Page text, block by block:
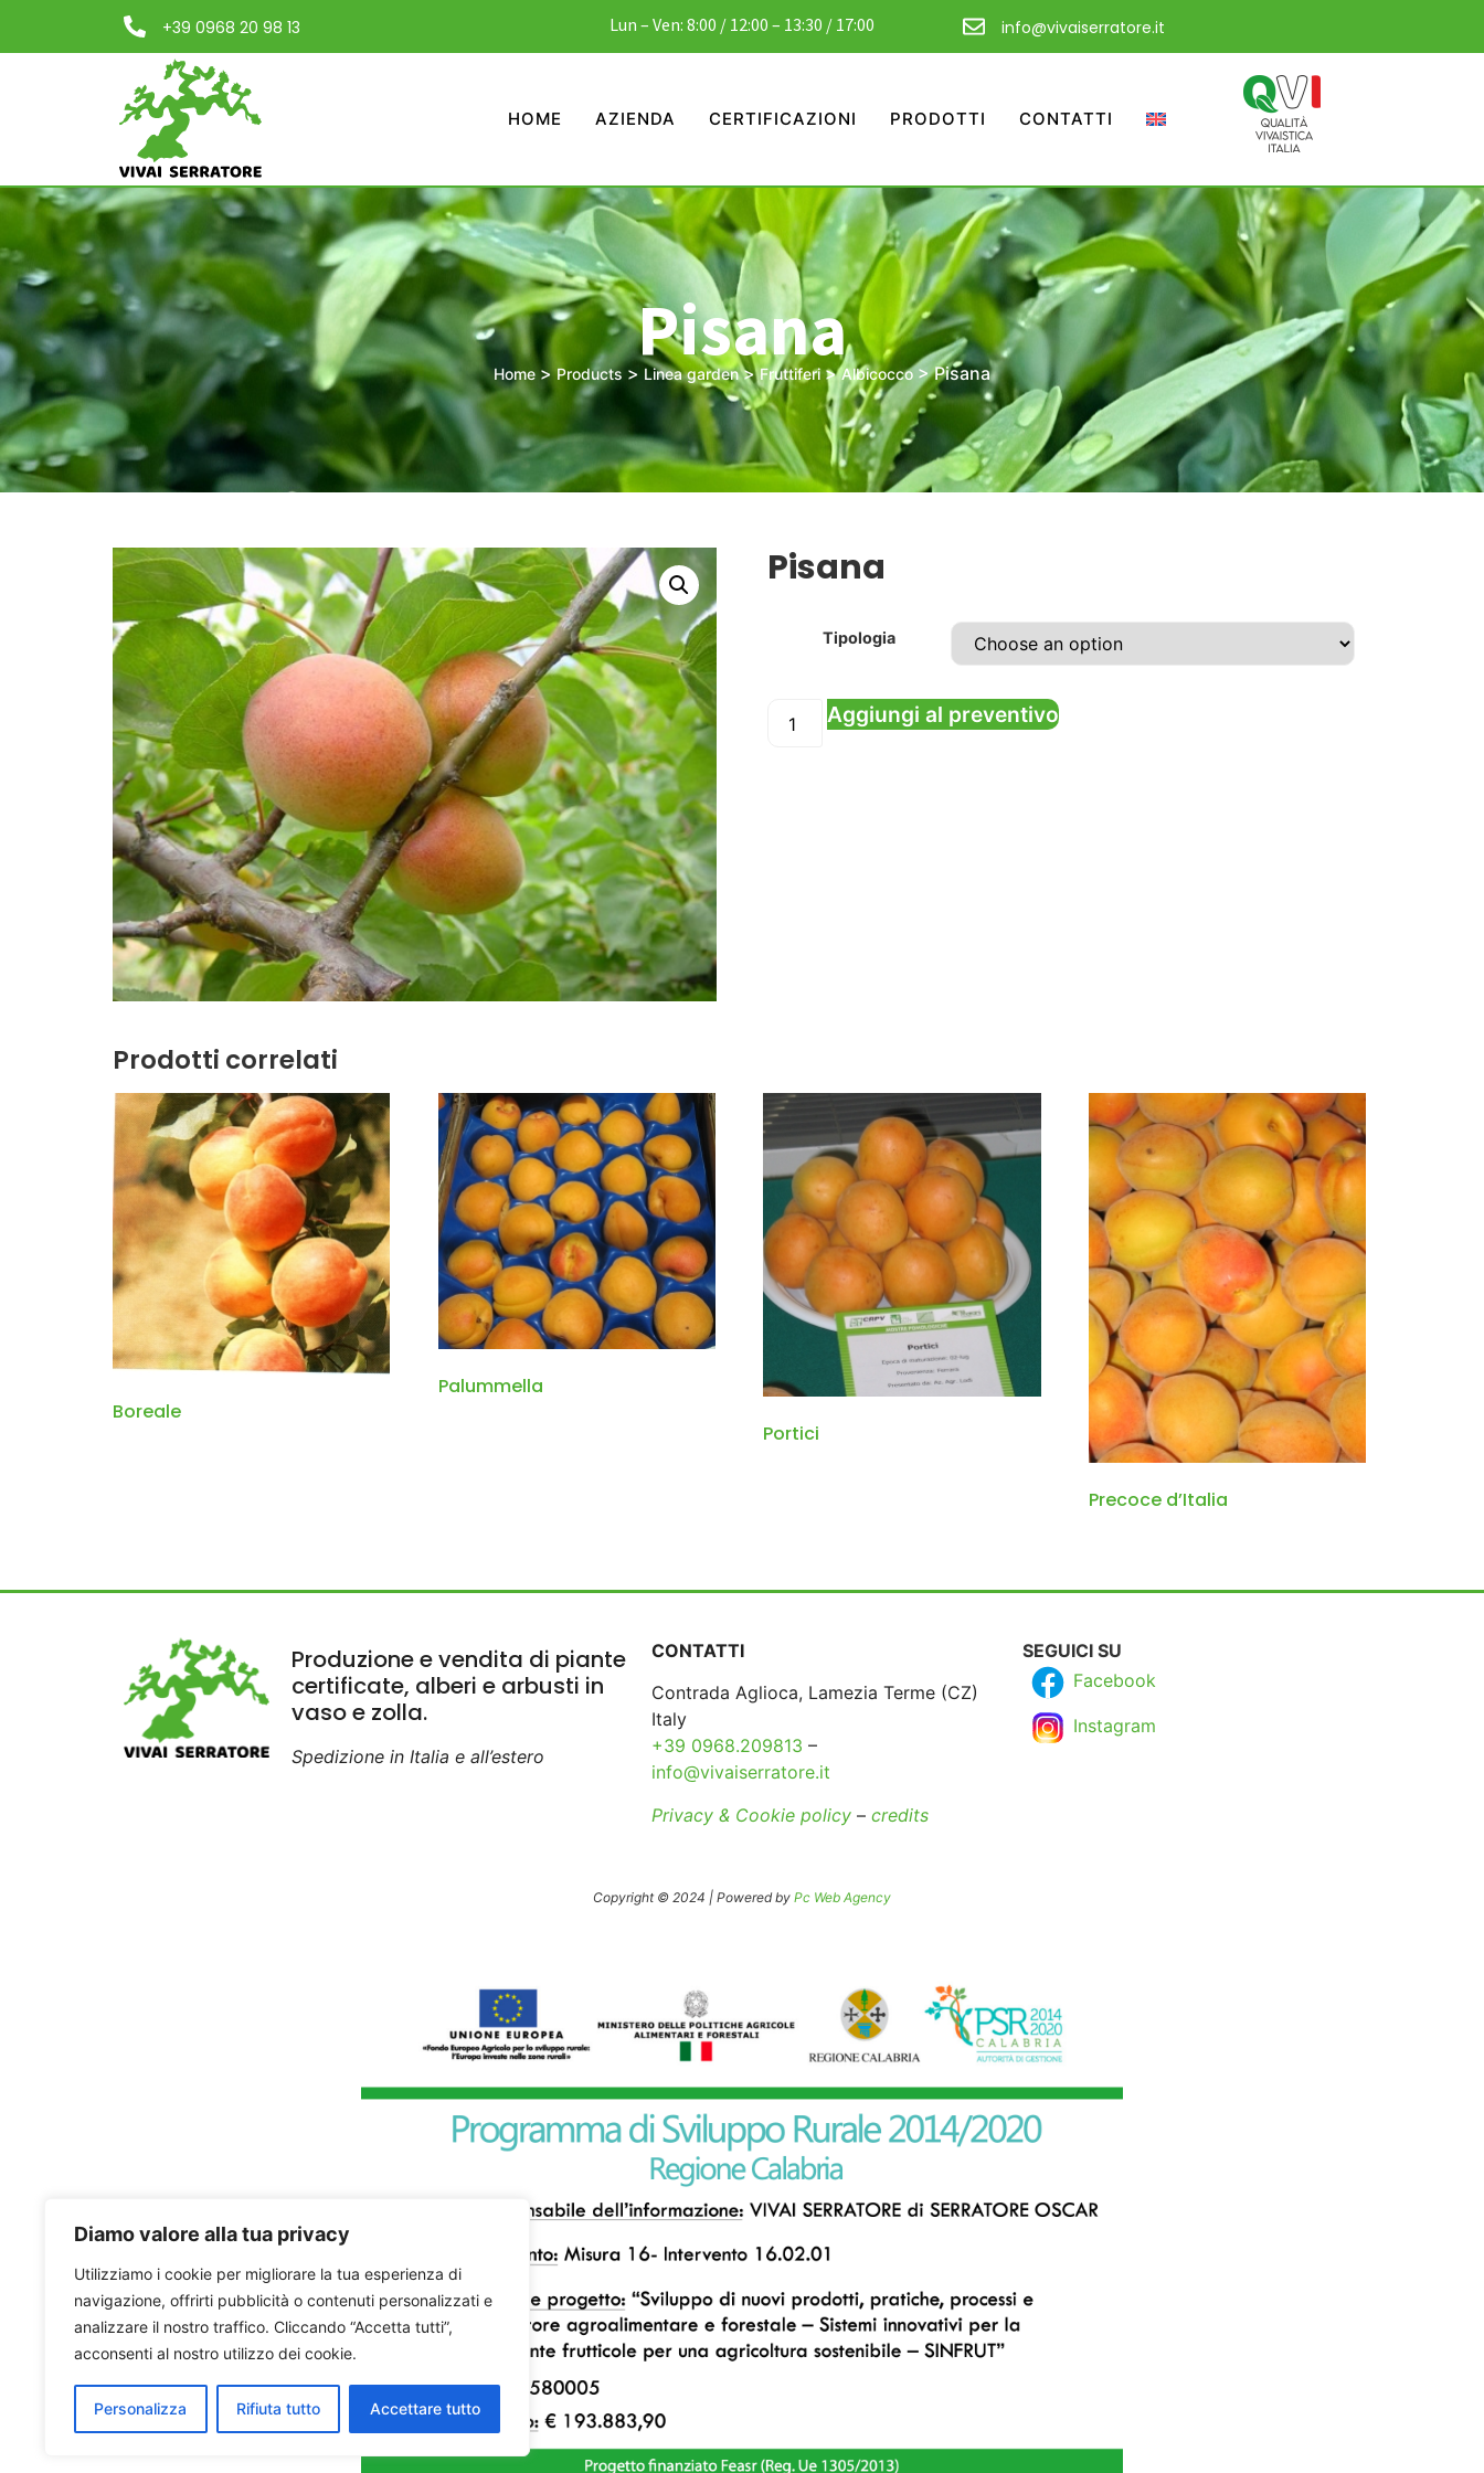
Diamo valore alla tua privacy
Utilizziamo i cookie per migliorare la tua esperienza di
navigazione, offrirti pubblicità o contenuti personalizzati e
analizzare il nostro traffico. Cliccando “Accetta tutti”,
acconsenti al nostro utilizzo dei cookie.
Personalizza Rifiuta tutto Accettare tutto
+39 0968 20 98 13 Lun – Ven: 8:00 / 12:00 – 13:30 / 17:00 info@vivaiserratore.it
HOME AZIENDA CERTIFICAZIONI PRODOTTI CONTATTI
Pisana
Home >Products> Linea garden>Fruttiferi>Albicocco>Pisana
Pisana
Tipologia
Aggiungi al preventivo
Prodotti correlati
Boreale
Palummella
Portici
Precoce d’Italia
Produzione e vendita di piante
certificate, alberi e arbusti in
vaso e zolla.
Spedizione in Italia e all’estero
CONTATTI
Contrada Aglioca, Lamezia Terme (CZ)
Italy
+39 0968.209813 –
info@vivaiserratore.it
Privacy & Cookie policy– credits
SEGUICI SU
Facebook
Instagram
Copyright © 2024 | Powered by Pc Web Agency